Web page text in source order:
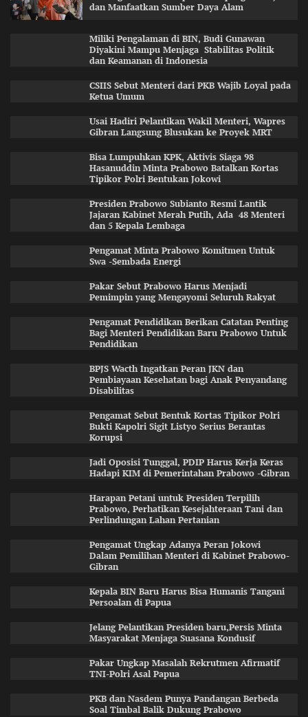
dan Manfaatkan Sumber Daya Alam
Miliki Pengalaman di BIN, Budi Gunawan
Diyakini Mampu Menjaga Stabilitas Politik
dan Keamanan di Indonesia
CSIIS Sebut Menteri dari PKB Wajib Loyal pada
Ketua Umum
Usai Hadiri Pelantikan Wakil Menteri, Wapres
Gibran Langsung Blusukan ke Proyek MRT
Bisa Lumpuhkan KPK, Aktivis Siaga 98
Hasanuddin Minta Prabowo Batalkan Kortas
Tipikor Polri Bentukan Jokowi
Presiden Prabowo Subianto Resmi Lantik
Jajaran Kabinet Merah Putih, Ada 48 Menteri
dan 5 Kepala Lembaga
Pengamat Minta Prabowo Komitmen Untuk
Swa -Sembada Energi
Pakar Sebut Prabowo Harus Menjadi
Pemimpin yang Mengayomi Seluruh Rakyat
Pengamat Pendidikan Berikan Catatan Penting
Bagi Menteri Pendidikan Baru Prabowo Untuk
Pendidikan
BPJS Wacth Ingatkan Peran JKN dan
Pembiayaan Kesehatan bagi Anak Penyandang
Disabilitas
Pengamat Sebut Bentuk Kortas Tipikor Polri
Bukti Kapolri Sigit Listyo Serius Berantas
Korupsi
Jadi Oposisi Tunggal, PDIP Harus Kerja Keras
Hadapi KIM di Pemerintahan Prabowo -Gibran
Harapan Petani untuk Presiden Terpilih
Prabowo, Perhatikan Kesejahteraan Tani dan
Perlindungan Lahan Pertanian
Pengamat Ungkap Adanya Peran Jokowi
Dalam Pemilihan Menteri di Kabinet Prabowo-
Gibran
Kepala BIN Baru Harus Bisa Humanis Tangani
Persoalan di Papua
Jelang Pelantikan Presiden baru,Persis Minta
Masyarakat Menjaga Suasana Kondusif
Pakar Ungkap Masalah Rekrutmen Afirmatif
TNI-Polri Asal Papua
PKB dan Nasdem Punya Pandangan Berbeda
Soal Timbal Balik Dukung Prabowo